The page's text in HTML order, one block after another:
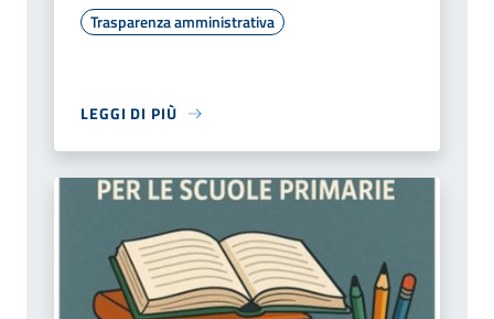
Trasparenza amministrativa
LEGGI DI PIÙ